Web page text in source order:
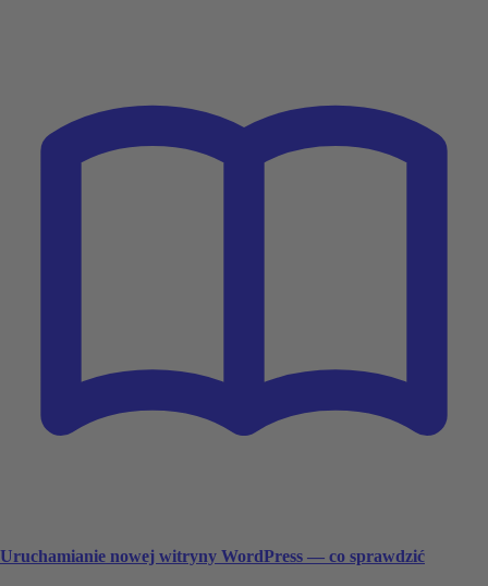
Uruchamianie nowej witryny WordPress — co sprawdzić